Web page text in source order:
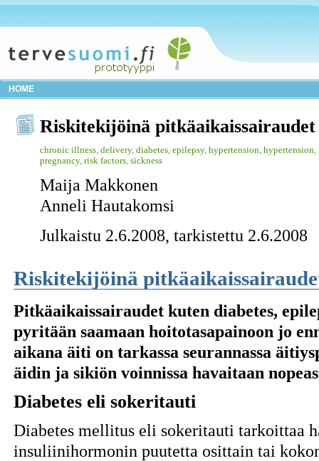
HOME
Riskitekijöinä pitkäaikaissairaudet
chronic illness delivery, diabetes epilepsy, hypertension hypertension
pregnancy, risk factors sickness
Maija Makkonen
Anneli Hautakomsi
Julkaistu 2.6.2008, tarkistettu 2.6.2008
Riskitekijöinä
Pitkäaikaissairaudet kuten diabetes,
pyritään saamaan hoitotasapainoon jo
aikana äiti on tarkassa seurannassa
äidin ja sikiön voinnissa havaitaan
Diabetes eli sokeritauti
Diabetes mellitus eli sokeritauti tarkoittaa
insuliinihormonin puutetta osittain tai